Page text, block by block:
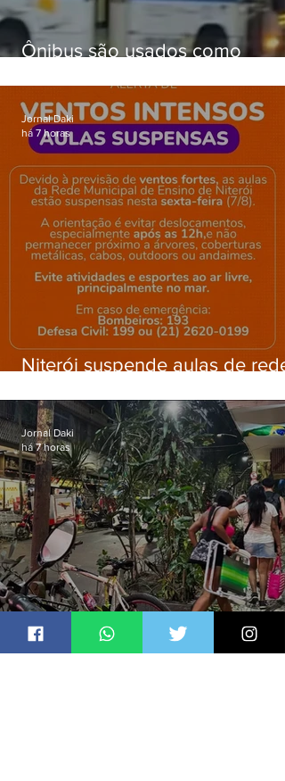
Ônibus são usados como
Gardênia Azul
Niterói suspende aulas de rede
ventos fortes nesta sexta (7)
Jornal Daki
há 7 horas
Jornal Daki
há 7 horas